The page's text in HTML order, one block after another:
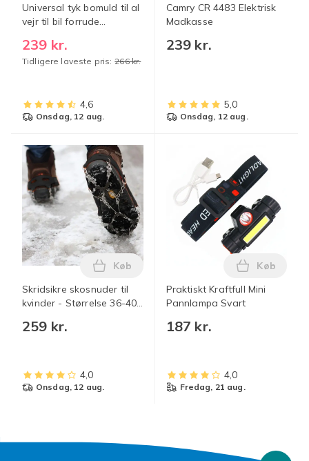
Universal tyk bomuld til al
vejr til bil forrude
239 kr.
Tidligere laveste pris: 266 kr.
4,6
onsdag, 12 aug.
Camry CR 4483 Elektrisk
Madkasse
239 kr.
5,0
onsdag, 12 aug.
Skridsikre skosnuder til
kvinder - Størrelse 36-40
259 kr.
Læg Skridsikre skosnuder til kvinder -
Køb
4,0
onsdag, 12 aug.
Praktiskt Kraftfull Mini
Pannlampa Svart
187 kr.
Læg
Køb
4,0
fredag, 21 aug.